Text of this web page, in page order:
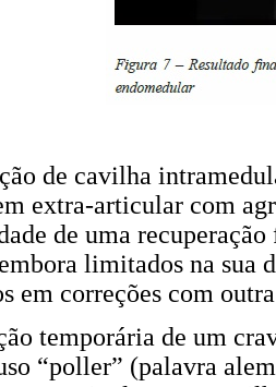
de cavilha
extra-articular com
de uma
limitados na sua
em correções com
temporária de um
“poller” (palavra